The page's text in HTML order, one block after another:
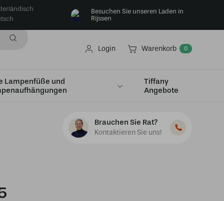
Besuchen Sie unseren Laden in
Rijssen
Login Warenkorb 0
Lampenfüße und
Tiffany
Angebote
Brauchen Sie Rat?
Kontaktieren Sie uns!